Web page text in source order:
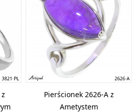
Pierścionek 2626-A z
Ametystem